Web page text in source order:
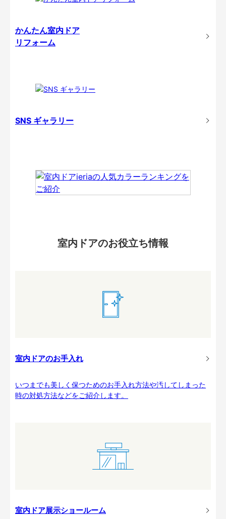
かんたん室内ドア
リフォーム
SNS ギャラリー
室内ドアのお役立ち情報
室内ドアのお手入れ
いつまでも美しく保つためのお手入れ方法や汚してしまった
時の対処方法などをご紹介します。
室内ドア展示ショールーム